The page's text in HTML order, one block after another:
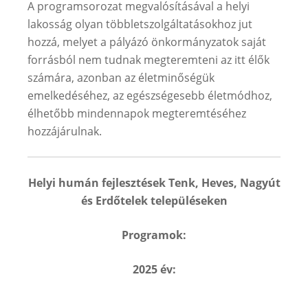
A programsorozat megvalósításával a helyi
lakosság olyan többletszolgáltatásokhoz jut
hozzá, melyet a pályázó önkormányzatok saját
forrásból nem tudnak megteremteni az itt élők
számára, azonban az életminőségük
emelkedéséhez, az egészségesebb életmódhoz,
élhetőbb mindennapok megteremtéséhez
hozzájárulnak.
Helyi humán fejlesztések Tenk, Heves, Nagyút
és Erdőtelek településeken
Programok:
2025 év: